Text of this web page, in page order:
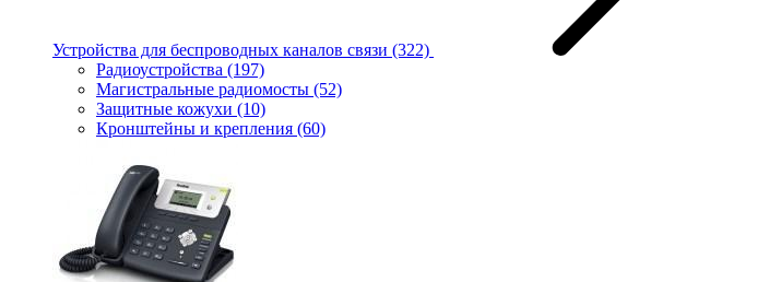
Устройства для беспроводных каналов связи (322)
Радиоустройства (197)
Магистральные радиомосты (52)
Защитные кожухи (10)
Кронштейны и крепления (60)